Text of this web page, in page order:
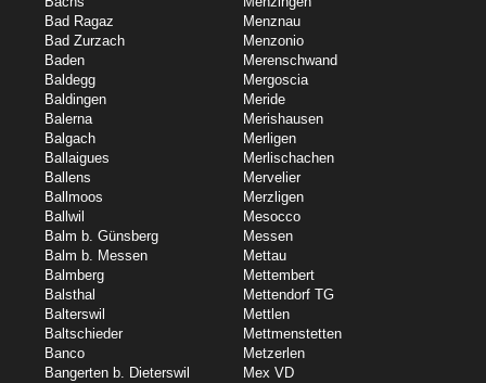
Bad Ragaz
Bad Zurzach
Baden
Baldegg
Baldingen
Balerna
Balgach
Ballaigues
Ballens
Ballmoos
Ballwil
Balm b. Günsberg
Balm b. Messen
Balmberg
Balsthal
Balterswil
Baltschieder
Banco
Bangerten b. Dieterswil
Menznau
Menzonio
Merenschwand
Mergoscia
Meride
Merishausen
Merligen
Merlischachen
Mervelier
Merzligen
Mesocco
Messen
Mettau
Mettembert
Mettendorf TG
Mettlen
Mettmenstetten
Metzerlen
Mex VD